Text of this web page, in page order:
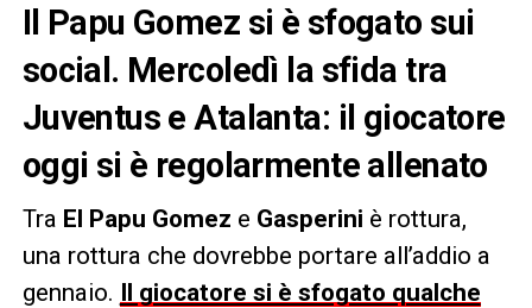
Il Papu Gomez si è sfogato sui
social. Mercoledì la sfida tra
Juventus e Atalanta: il giocatore
oggi si è regolarmente allenato
Tra El Papu Gomez e Gasperini è rottura,
una rottura che dovrebbe portare all’addio a
gennaio. Il giocatore si è sfogato qualche